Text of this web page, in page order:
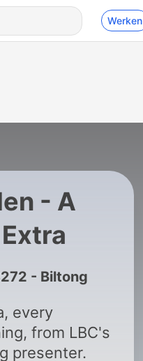
Werken
- A
- Biltong
every
from LBC's
presenter.